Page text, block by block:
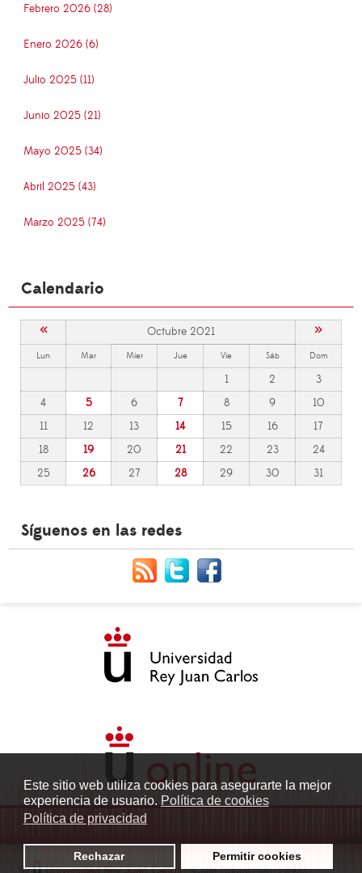
Este sitio web utiliza cookies para asegurarte la mejor
experiencia de usuario. Política de cookies
Política de privacidad
Rechazar Permitir cookies
Febrero 2026 (28)
Enero 2026 (6)
Julio 2025 (11)
Junio 2025 (21)
Mayo 2025 (34)
Abril 2025 (43)
Marzo 2025 (74)
Calendario
« Octubre 2021 »
Lun Mar Mier Jue Vie Sáb Dom
1 2
3
4
5 6 7 8 9
10
11
12 13 14 15 16
17
18
19 20 21 22 23
24
25
26 27 28 29 30 31
Síguenos en las redes